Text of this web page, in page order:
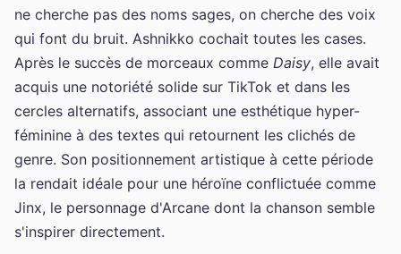
ne cherche pas des noms sages, on cherche des voix
qui font du bruit. Ashnikko cochait toutes les cases.
Après le succès de morceaux comme Daisy, elle avait
acquis une notoriété solide sur TikTok et dans les
cercles alternatifs, associant une esthétique hyper-
féminine à des textes qui retournent les clichés de
genre. Son positionnement artistique à cette période
la rendait idéale pour une héroïne conflictuée comme
Jinx, le personnage d'Arcane dont la chanson semble
s'inspirer directement.